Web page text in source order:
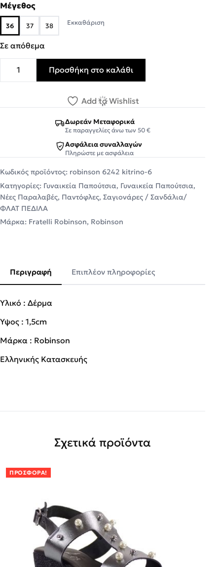
Μέγεθος
36 37 38 Εκκαθάριση
Σε απόθεμα
Fratelli Robinson Γυναικεία Παντόφλες 6242 Κίτρινο
Προσθήκη στο καλάθι
Add to Wishlist
Δωρεάν Μεταφορικά
Σε παραγγελίες άνω των 50 €
Ασφάλεια συναλλαγών
Πληρώστε με ασφάλεια
Κωδικός προϊόντος: robinson 6242 kitrino-6
Κατηγορίες: Γυναικεία Παπούτσια, Γυναικεία Παπούτσια,
Νέες Παραλαβές, Παντόφλες, Σαγιονάρες / Σανδάλια/
ΦΛΑΤ ΠΕΔΙΛΑ
Μάρκα: Fratelli Robinson, Robinson
Περιγραφή Επιπλέον πληροφορίες
Υλικό : Δέρμα
Ύψος : 1,5cm
Μάρκα : Robinson
Ελληνικής Κατασκευής
Σχετικά προϊόντα
ΠΡΟΣΦΟΡΆ!